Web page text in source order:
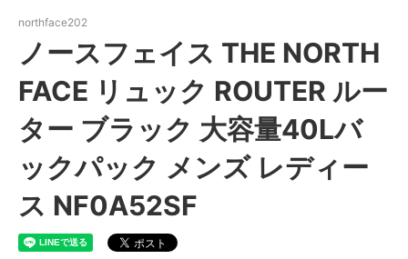
northface202
ノースフェイス THE NORTH
FACE リュック ROUTER ルー
ター ブラック 大容量40Lバ
ックパック メンズ レディー
ス NF0A52SF